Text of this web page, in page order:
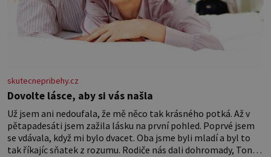
skutecnepribehy.cz
Dovolte lásce, aby si vás našla
Už jsem ani nedoufala, že mě něco tak krásného potká. Až v
pětapadesáti jsem zažila lásku na první pohled. Poprvé jsem
se vdávala, když mi bylo dvacet. Oba jsme byli mladí a byl to
tak říkajíc sňatek z rozumu. Rodiče nás dali dohromady, Toník